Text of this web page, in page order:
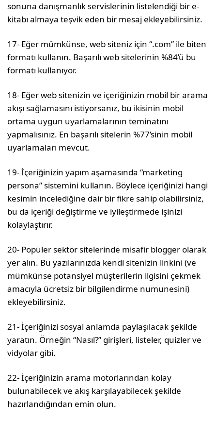
sonuna danışmanlık servislerinin listelendiği bir e-
kitabı almaya teşvik eden bir mesaj ekleyebilirsiniz.
17- Eğer mümkünse, web siteniz için “.com” ile biten
formatı kullanın. Başarılı web sitelerinin %84’ü bu
formatı kullanıyor.
18- Eğer web sitenizin ve içeriğinizin mobil bir arama
akışı sağlamasını istiyorsanız, bu ikisinin mobil
ortama uygun uyarlamalarının teminatını
yapmalısınız. En başarılı sitelerin %77’sinin mobil
uyarlamaları mevcut.
19- İçeriğinizin yapım aşamasında “marketing
persona” sistemini kullanın. Böylece içeriğinizi hangi
kesimin incelediğine dair bir fikre sahip olabilirsiniz,
bu da içeriği değiştirme ve iyileştirmede işinizi
kolaylaştırır.
20- Popüler sektör sitelerinde misafir blogger olarak
yer alın. Bu yazılarınızda kendi sitenizin linkini (ve
mümkünse potansiyel müşterilerin ilgisini çekmek
amacıyla ücretsiz bir bilgilendirme numunesini)
ekleyebilirsiniz.
21- İçeriğinizi sosyal anlamda paylaşılacak şekilde
yaratın. Örneğin “Nasıl?” girişleri, listeler, quizler ve
vidyolar gibi.
22- İçeriğinizin arama motorlarından kolay
bulunabilecek ve akış karşılayabilecek şekilde
hazırlandığından emin olun.